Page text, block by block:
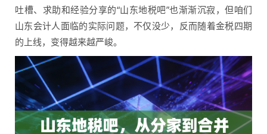
吐槽、求助和经验分享的“山东地税吧”也渐渐沉寂，但咱们
山东会计人面临的实际问题，不仅没少，反而随着金税四期
的上线，变得越来越严峻。